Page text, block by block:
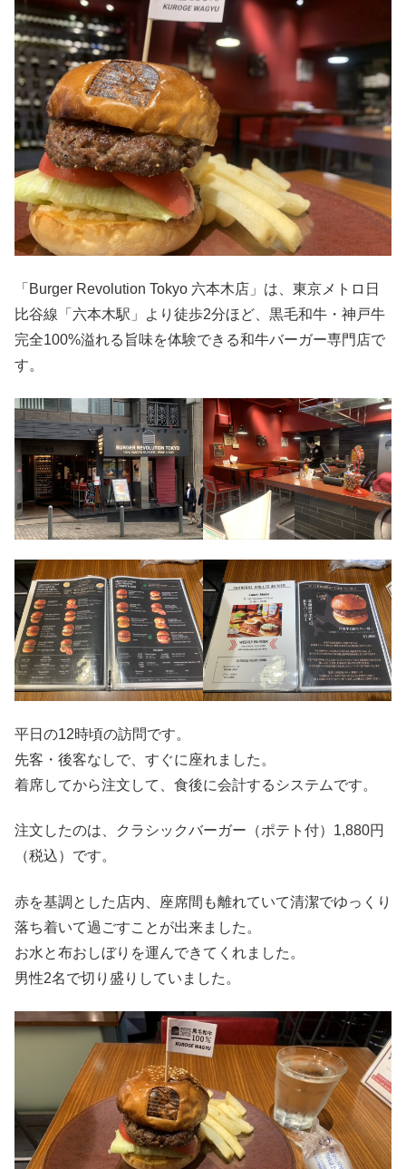
「Burger Revolution Tokyo 六本木店」は、東京メトロ日
比谷線「六本木駅」より徒歩2分ほど、黒毛和牛・神戸牛
完全100%溢れる旨味を体験できる和牛バーガー専門店で
す。
平日の12時頃の訪問です。
先客・後客なしで、すぐに座れました。
着席してから注文して、食後に会計するシステムです。
注文したのは、クラシックバーガー（ポテト付）1,880円
（税込）です。
赤を基調とした店内、座席間も離れていて清潔でゆっくり
落ち着いて過ごすことが出来ました。
お水と布おしぼりを運んできてくれました。
男性2名で切り盛りしていました。